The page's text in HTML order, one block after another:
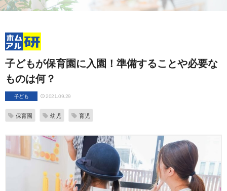
子どもが保育園に入園！準備することや必要な
ものは何？
子ども 2021.09.29
保育園 幼児 育児